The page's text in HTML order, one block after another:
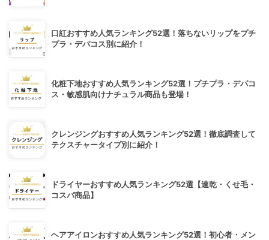
口紅おすすめ人気ランキング52選！落ちないリップをプチ
プラ・デパコス別に紹介！
化粧下地おすすめ人気ランキング52選！プチプラ・デパコ
ス・敏感肌向けナチュラル商品も登場！
クレンジングおすすめ人気ランキング52選！徹底調査して
テクスチャータイプ別に紹介！
ドライヤーおすすめ人気ランキング52選【速乾・くせ毛・
コスパ商品】
ヘアアイロンおすすめ人気ランキング52選！初心者・メン